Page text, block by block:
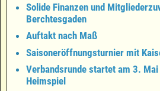
Solide Finanzen und
Berchtesgaden
Auftakt nach Maß
Saisoneröffnungsturnier mit
Verbandsrunde startet am 3.
Heimspiel